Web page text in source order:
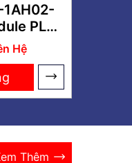
PLC
340
Hệ
Thêm